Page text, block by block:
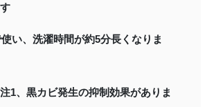
使い、洗濯時間が約5分長くなりま
1、黒カビ発生の抑制効果がありま